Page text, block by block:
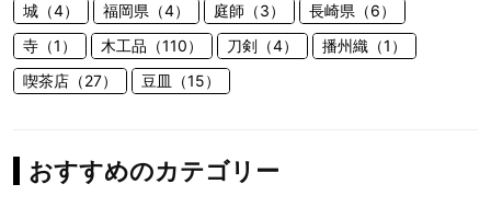
城（4） 福岡県（4） 庭師（3）
長崎県（6）
寺（1）
木工品（110） 刀剣（4）
播州織（1）
喫茶店（27）
豆皿（15）
おすすめのカテゴリー